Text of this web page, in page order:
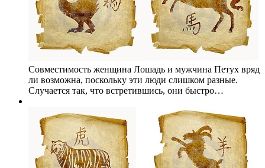
Совместимость женщина Лошадь и мужчина Петух вряд
ли возможна, поскольку эти люди слишком разные.
Случается так, что встретившись, они быстро…